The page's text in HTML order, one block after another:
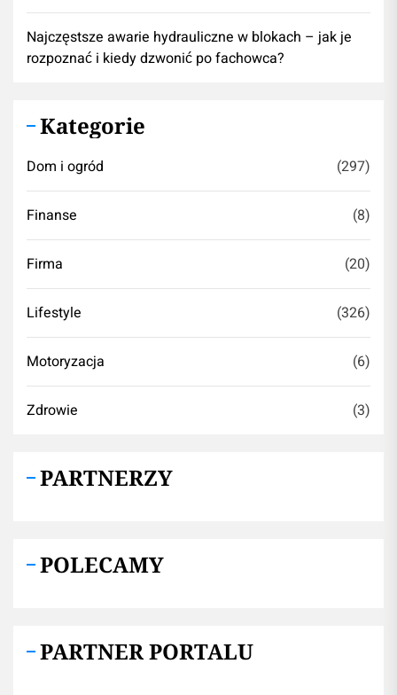
Najczęstsze awarie hydrauliczne w blokach – jak je
rozpoznać i kiedy dzwonić po fachowca?
Kategorie
Dom i ogród (297)
Finanse (8)
Firma (20)
Lifestyle (326)
Motoryzacja (6)
Zdrowie (3)
PARTNERZY
POLECAMY
PARTNER PORTALU